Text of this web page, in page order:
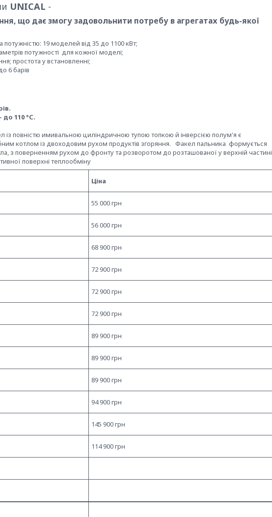
UNICAL -
що дає змогу задовольнити потребу в агрегатах будь-якої
потужністю: 19 моделей від 35 до 1100 кВт;
потужності для кожної моделі;
простота у встановленні;
6 барів
110 °C.
із повністю имивальною циліндричною тупою топкoю й інверсією полум'я є
котлом із двоходовим рухом продуктів згоряння. Факел пальника формується
з поверненням рухом до фронту та розворотом до розташованої у верхній частині
поверхні теплообміну
Ціна
55 000 грн
56 000грн
68 900 грн
72 900 грн
72 900 грн
72 900 грн
89 900 грн
89 900 грн
89 900 грн
94 900 грн
145 900 грн
114 900 грн